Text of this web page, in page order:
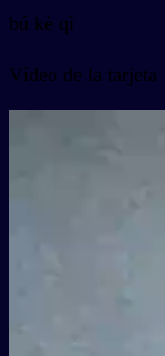
bú kè qì
Vídeo de la tarjeta